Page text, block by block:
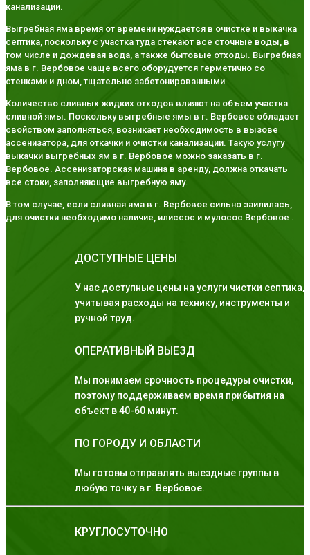
канализации.
Выгребная яма время от времени нуждается в очистке и выкачка
септика, поскольку с участка туда стекают все сточные воды, в
том числе и дождевая вода, а также бытовые отходы. Выгребная
яма в г. Вербовое чаще всего оборудуется герметично со
стенками и дном, тщательно забетонированными.
Количество сливных жидких отходов влияют на объем участка
сливной ямы. Поскольку выгребные ямы в г. Вербовое обладает
свойством заполняться, возникает необходимость в вызове
ассенизатора, для откачки и очистки канализации. Такую услугу
выкачки выгребных ям в г. Вербовое можно заказать в г.
Вербовое. Ассенизаторская машина в аренду, должна откачать
все стоки, заполняющие выгребную яму.
В том случае, если сливная яма в г. Вербовое сильно заилилась,
для очистки необходимо наличие, илиссос и мулосос Вербовое .
ДОСТУПНЫЕ ЦЕНЫ
У нас доступные цены на услуги чистки септика,
учитывая расходы на технику, инструменты и
ручной труд.
ОПЕРАТИВНЫЙ ВЫЕЗД
Мы понимаем срочность процедуры очистки,
поэтому поддерживаем время прибытия на
объект в 40-60 минут.
ПО ГОРОДУ И ОБЛАСТИ
Мы готовы отправлять выездные группы в
любую точку в г. Вербовое.
КРУГЛОСУТОЧНО